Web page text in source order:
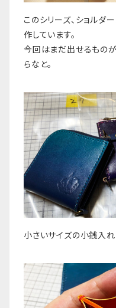
このシリーズ、ショルダ
作しています。
今回はまだ出せるもの
らなと。
小さいサイズの小銭入れ